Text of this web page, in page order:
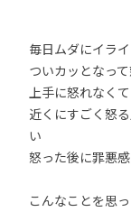
毎日ムダにイラ
ついカッとなっ
上手に怒れなく
近くにすごく怒
い
怒った後に罪悪
こんなことを思